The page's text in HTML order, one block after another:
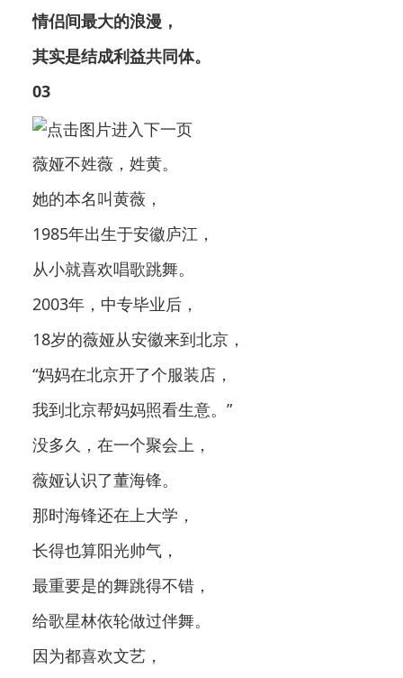
情侣间最大的浪漫，
其实是结成利益共同体。
03
薇娅不姓薇，姓黄。
她的本名叫黄薇，
1985年出生于安徽庐江，
从小就喜欢唱歌跳舞。
2003年，中专毕业后，
18岁的薇娅从安徽来到北京，
“妈妈在北京开了个服装店，
我到北京帮妈妈照看生意。”
没多久，在一个聚会上，
薇娅认识了董海锋。
那时海锋还在上大学，
长得也算阳光帅气，
最重要是的舞跳得不错，
给歌星林依轮做过伴舞。
因为都喜欢文艺，